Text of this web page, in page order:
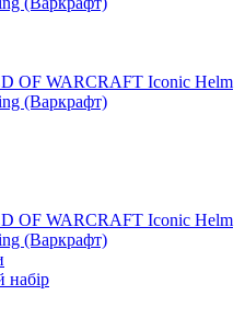
набір